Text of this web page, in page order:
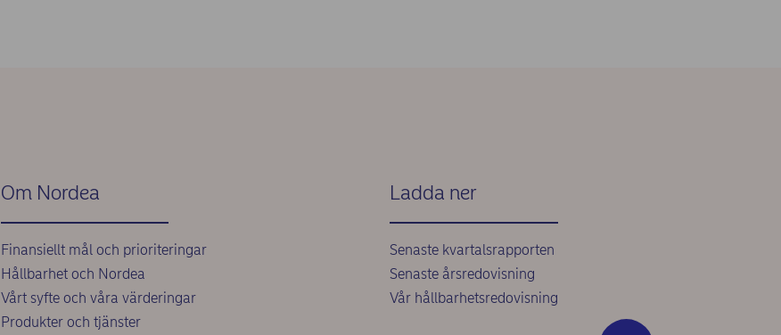
Om Nordea
Finansiellt mål och prioriteringar
Hållbarhet och Nordea
Vårt syfte och våra värderingar
Produkter och tjänster
Ladda ner
Senaste kvartalsrapporten
Senaste årsredovisning
Vår hållbarhetsredovisning